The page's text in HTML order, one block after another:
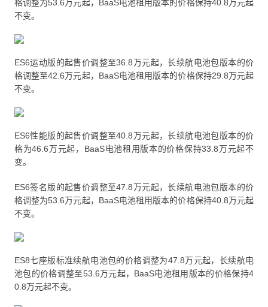
格调整为53.6万元起，BaaS电池租用版本的价格保持40.8万元起
不变。
ES6运动版的起售价调整至36.8万元起，长续航电池包版本的价
格调整至42.6万元起，BaaS电池租用版本的价格保持29.8万元起
不变。
ES6性能版的起售价调整至40.8万元起，长续航电池包版本的价
格为46.6万元起，BaaS电池租用版本的价格保持33.8万元起不
变。
ES6签名版的起售价调整至47.8万元起，长续航电池包版本的价
格调整为53.6万元起，BaaS电池租用版本的价格保持40.8万元起
不变。
ES8七座版标准续航电池包的价格调整为47.8万元起，长续航电
池包的价格调整至53.6万元起，BaaS电池租用版本的价格保持4
0.8万元起不变。